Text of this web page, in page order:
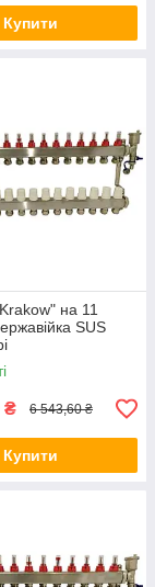
Купити
на 11
SUS
₴ 6 543,60 ₴
Купити